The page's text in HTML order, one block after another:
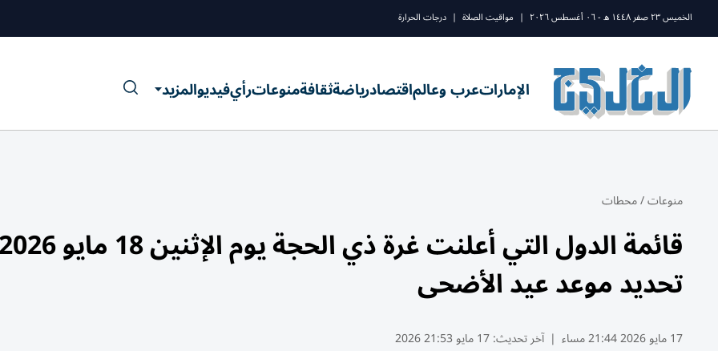
الخميس ٢٣ صفر ١٤٤٨ ه - ٠٦ أغسطس ٢٠٢٦ | مواقيت الصلاة | درجات الحرارة
الإماراتعرب وعالماقتصادرياضةثقافةمنوعاترأيفيديوالمزيد
منوعات/محطات
تحديد موعد عيد الأضحى
17 مايو 2026 21:44 مساء | آخر تحديث:17 مايو 21:53 2026